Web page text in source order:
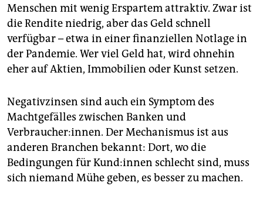
Menschen mit wenig Erspartem attraktiv. Zwar ist
die Rendite niedrig, aber das Geld schnell
verfügbar – etwa in einer finanziellen Notlage in
der Pandemie. Wer viel Geld hat, wird ohnehin
eher auf Aktien, Immobilien oder Kunst setzen.
Negativzinsen sind auch ein Symptom des
Machtgefälles zwischen Banken und
Verbraucher:innen. Der Mechanismus ist aus
anderen Branchen bekannt: Dort, wo die
Bedingungen für Kun­d:in­nen schlecht sind, muss
sich niemand Mühe geben, es besser zu machen.